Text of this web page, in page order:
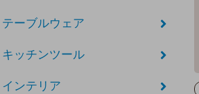
テーブルウェア
キッチンツール
インテリア